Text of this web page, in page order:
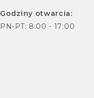
Godziny otwarcia:
PN-PT: 8:00 - 17:00